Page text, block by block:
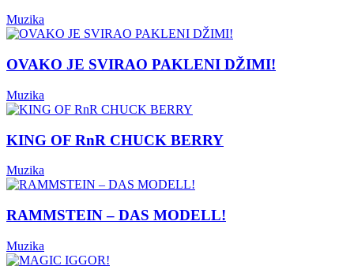
Muzika
OVAKO JE SVIRAO PAKLENI DŽIMI!
Muzika
KING OF RnR CHUCK BERRY
Muzika
RAMMSTEIN – DAS MODELL!
Muzika